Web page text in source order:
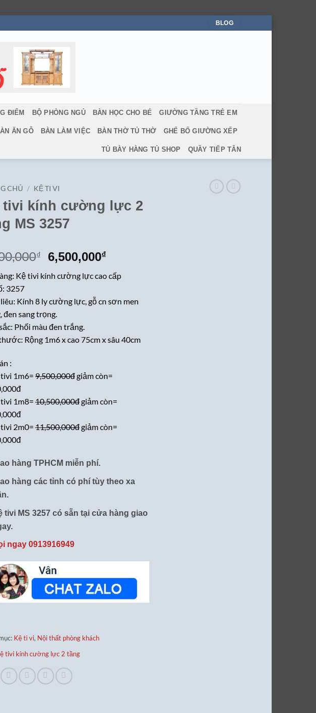
BLOG
ĐIỂM BỘ PHÒNG NGỦ BÀN HỌC CHO BÉ GIƯỜNG TẦNG TRẺ EM
ĂN GỖ BÀN LÀM VIỆC BÀN THỜ TỦ THỜ GHẾ BỐ GIƯỜNG XẾP
TỦ BÀY HÀNG TỦ SHOP QUẦY TIẾP TÂN
CHỦ / KỆ TI VI
tivi kính cường lực 2
MS 3257
₫
Giá
gốc
là:
6,500,000₫Giá
tại
6,500,000₫.
Kệ tivi kính cường lực cao cấp
3257
Kính 8 ly cường lực, gỗ cn sơn men
đen sang trọng.
Phối màu đen trắng.
Rộng 1m6 x cao 75cm x sâu 40cm
:
1m6= 9,500,000đgiảm còn=
1m8= 10,500,000đgiảm còn=
2m0= 11,500,000đgiảm còn=
hàng TPHCM miễn phí.
hàng các tỉnh có phí tùy theo xa
tivi MS 3257 có sẵn tại cửa hàng giao
ngay 0913916949
Kệ ti vi, Nội thất phòng khách
tivi kính cường lực 2 tầng